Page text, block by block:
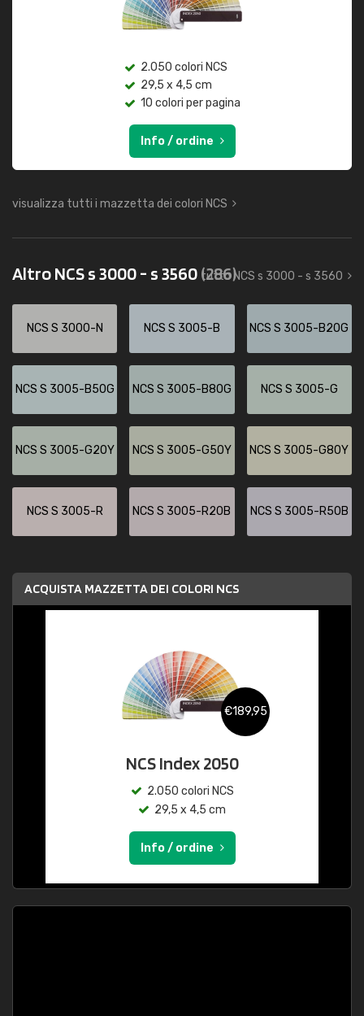
2.050 colori NCS
29,5 x 4,5 cm
10 colori per pagina
Info / ordine
visualizza tutti i mazzetta dei colori NCS
Altro NCS s 3000 - s 3560(286)
tutto NCS s 3000 - s 3560
NCS S 3000-N NCS S 3005-B NCS S 3005-B20G
NCS S 3005-B50G NCS S 3005-B80G NCS S 3005-G
NCS S 3005-G20Y NCS S 3005-G50Y NCS S 3005-G80Y
NCS S 3005-R NCS S 3005-R20B NCS S 3005-R50B
ACQUISTA MAZZETTA DEI COLORI NCS
€189,95
NCS Index 2050
2.050 colori NCS
29,5 x 4,5 cm
Info / ordine